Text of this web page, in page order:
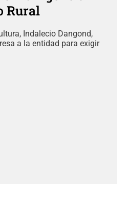
Rural
Indalecio Dangond,
a la entidad para exigir